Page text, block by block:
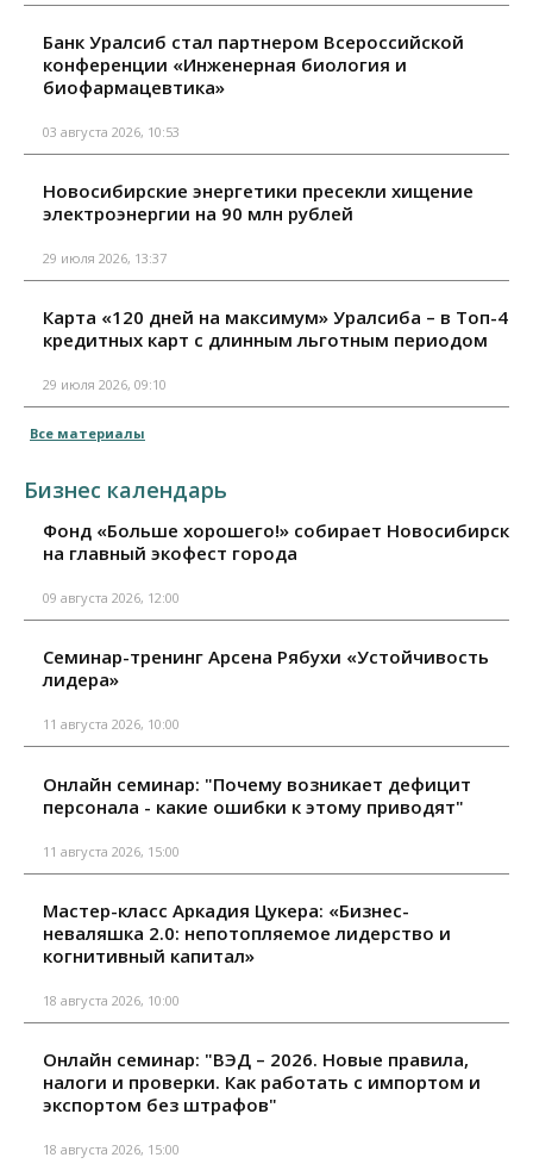
Банк Уралсиб стал партнером Всероссийской
конференции «Инженерная биология и
биофармацевтика»
03 августа 2026, 10:53
Новосибирские энергетики пресекли хищение
электроэнергии на 90 млн рублей
29 июля 2026, 13:37
Карта «120 дней на максимум» Уралсиба – в Топ-4
кредитных карт с длинным льготным периодом
29 июля 2026, 09:10
Все материалы
Бизнес календарь
Фонд «Больше хорошего!» собирает Новосибирск
на главный экофест города
09 августа 2026, 12:00
Семинар-тренинг Арсена Рябухи «Устойчивость
лидера»
11 августа 2026, 10:00
Онлайн семинар: "Почему возникает дефицит
персонала - какие ошибки к этому приводят"
11 августа 2026, 15:00
Мастер-класс Аркадия Цукера: «Бизнес-
неваляшка 2.0: непотопляемое лидерство и
когнитивный капитал»
18 августа 2026, 10:00
Онлайн семинар: "ВЭД – 2026. Новые правила,
налоги и проверки. Как работать с импортом и
экспортом без штрафов"
18 августа 2026, 15:00